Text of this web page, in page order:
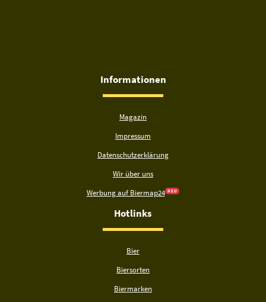
Informationen
Magazin
Impressum
Datenschutzerklärung
Wir über uns
Werbung auf Biermap24 N E U
Hotlinks
Bier
Biersorten
Biermarken